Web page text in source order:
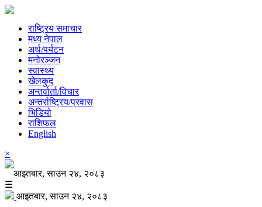
राष्ट्रिय समाचार
मध्य नेपाल
अर्थ/पर्यटन
मनोरञ्जन
स्वास्थ्य
खेलकुद
अन्तर्वार्ता/विचार
अन्तर्राष्ट्रिय/प्रवास
भिडियो
राशिफल
English
×
आइतबार, साउन २४, २०८३
☰
आइतबार, साउन २४, २०८३